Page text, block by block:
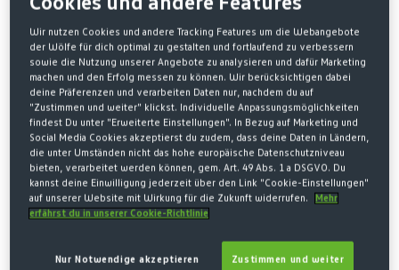
Home Fanartikel Mixed Zone Sommer-Highlights
HISSFAHNE GRÜN-WEISS-GRÜN 1
20X300CM
Wir nutzen Cookies und andere Tracking Features um die Webangebote
der Wölfe für dich optimal zu gestalten und fortlaufend zu verbessern
sowie die Nutzung unserer Angebote zu analysieren und dafür Marketing
machen und den Erfolg messen zu können. Wir berücksichtigen dabei
deine Präferenzen und verarbeiten Daten nur, nachdem du auf
"Zustimmen und weiter" klickst. Individuelle Anpassungsmöglichkeiten
findest Du unter "Erweiterte Einstellungen". In Bezug auf Marketing und
Social Media Cookies akzeptierst du zudem, dass deine Daten in Ländern,
die unter Umständen nicht das hohe europäische Datenschutzniveau
bieten, verarbeitet werden können, gem. Art. 49 Abs. 1 a DSGVO. Du
kannst deine Einwilligung jederzeit über den Link "Cookie-Einstellungen"
auf unserer Website mit Wirkung für die Zukunft widerrufen.
Mehr
erfährst du in unserer Cookie-Richtlinie
Nur Notwendige akzeptieren Zustimmen und weiter